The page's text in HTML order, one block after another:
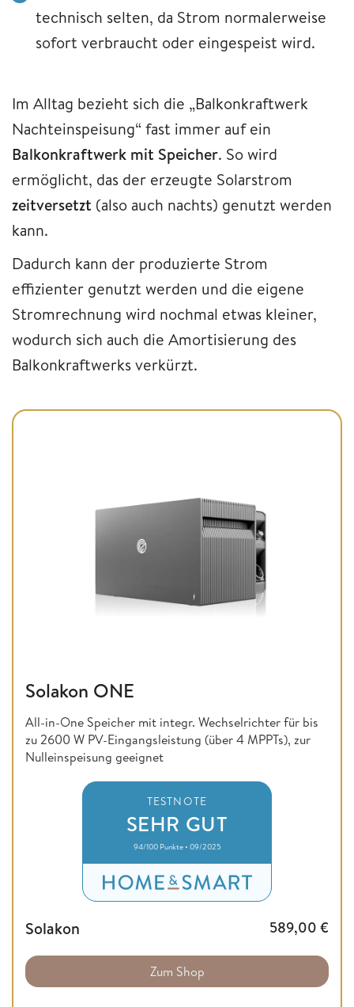
technisch selten, da Strom normalerweise
sofort verbraucht oder eingespeist wird.
Im Alltag bezieht sich die „Balkonkraftwerk
Nachteinspeisung“ fast immer auf ein
Balkonkraftwerk mit Speicher. So wird
ermöglicht, das der erzeugte Solarstrom
zeitversetzt (also auch nachts) genutzt werden
kann.
Dadurch kann der produzierte Strom
effizienter genutzt werden und die eigene
Stromrechnung wird nochmal etwas kleiner,
wodurch sich auch die Amortisierung des
Balkonkraftwerks verkürzt.
Solakon ONE
All-in-One Speicher mit integr. Wechselrichter für bis
zu 2600 W PV-Eingangsleistung (über 4 MPPTs), zur
Nulleinspeisung geeignet
TESTNOTE
SEHR GUT
94/100 Punkte • 09/2025
Solakon 589,00 €
Zum Shop